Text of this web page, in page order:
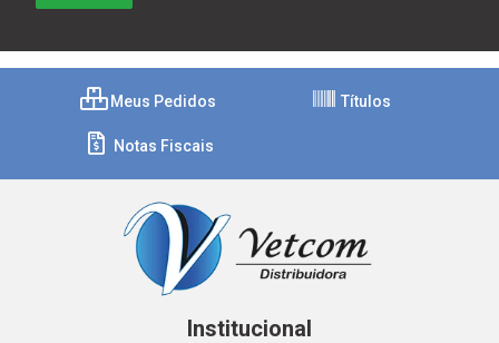
Meus Pedidos Títulos
Notas Fiscais
Institucional